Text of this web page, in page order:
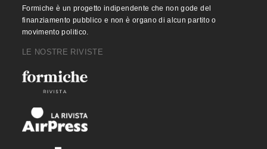
Formiche è un progetto indipendente che non gode del
finanziamento pubblico e non è organo di alcun partito o
movimento politico.
LE NOSTRE RIVISTE